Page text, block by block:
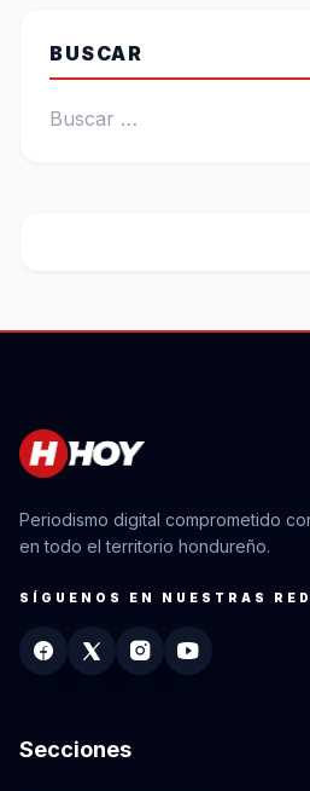
BUSCAR
Buscar:
Periodismo digital comprometido
en todo el territorio hondureño.
SÍGUENOS EN NUESTRAS
Secciones